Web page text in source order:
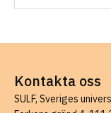
Kontakta oss
SULF, Sveriges